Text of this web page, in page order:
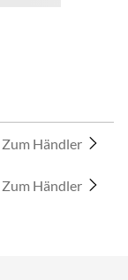
Zum Händler
Zum Händler